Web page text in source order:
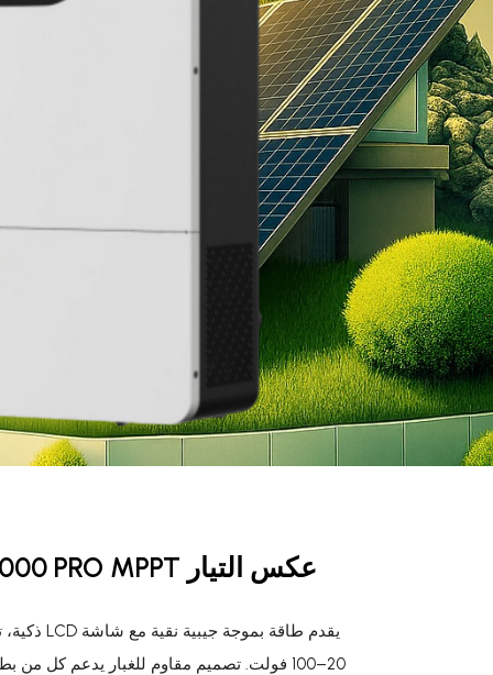
20–100 فولت. تصميم مقاوم للغبار يدعم كل من بطاريات الليثيوم والرصاص-حمضية.